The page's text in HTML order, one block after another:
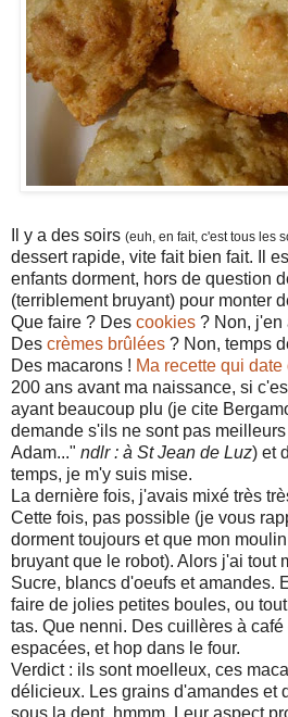
Il y a des soirs (euh, en fait, c'est tous les
dessert rapide, vite fait bien fait. Il
enfants dorment, hors de question
(terriblement bruyant) pour monter
Que faire ? Des cookies ? Non, j'en
Des crèmes brûlées ? Non, temps
Des macarons ! Ma recette qui date
200 ans avant ma naissance, si
ayant beaucoup plu (je cite
demande s'ils ne sont pas
Adam..." ndlr : à St Jean de Luz) et
temps, je m'y suis mise.
La dernière fois, j'avais mixé très
Cette fois, pas possible (je vous
dorment toujours et que mon
bruyant que le robot). Alors j'ai tout
Sucre, blancs d'oeufs et amandes.
faire de jolies petites boules, ou
tas. Que nenni. Des cuillères à
espacées, et hop dans le four.
Verdict : ils sont moelleux, ces
délicieux. Les grains d'amandes et
sous la dent, hmmm. Leur aspect